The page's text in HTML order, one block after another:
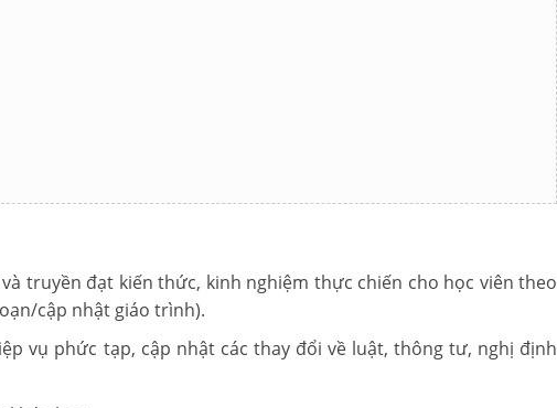
truyền đạt kiến thức, kinh nghiệm thực chiến cho học viên theo
cập nhật giáo trình).
vụ phức tạp, cập nhật các thay đổi về luật, thông tư, nghị định